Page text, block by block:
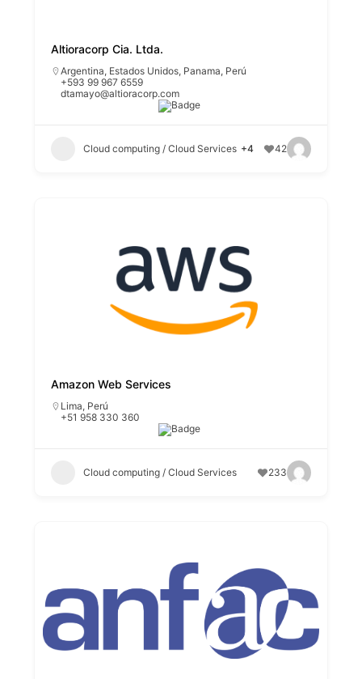
Altioracorp Cia. Ltda.
Argentina, Estados Unidos, Panama, Perú
+593 99 967 6559
dtamayo@altioracorp.com
Cloud computing / Cloud Services +4 42
Amazon Web Services
Lima, Perú
+51 958 330 360
Cloud computing / Cloud Services 233